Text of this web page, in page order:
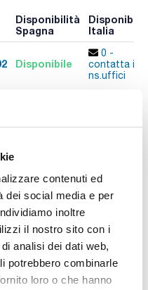
contenuti ed
dei social media e per
inoltre
il nostro sito con i
analisi dei dati web,
potrebbero combinarle
loro o che hanno
Disponibilità
Spagna
Italia
Disponibile
0 -
contatta i
ns.uffici
Hirschmann
con certificato di